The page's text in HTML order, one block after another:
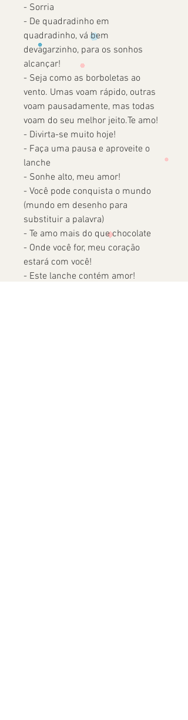
- Sorria
- De quadradinho em
quadradinho, vá bem
devagarzinho, para os sonhos
alcançar!
- Seja como as borboletas ao
vento. Umas voam rápido, outras
voam pausadamente, mas todas
voam do seu melhor jeito.Te amo!
- Divirta-se muito hoje!
- Faça uma pausa e aproveite o
lanche
- Sonhe alto, meu amor!
- Você pode conquista o mundo
(mundo em desenho para
substituir a palavra)
- Te amo mais do que chocolate
- Onde você for, meu coração
estará com você!
- Este lanche contém amor!